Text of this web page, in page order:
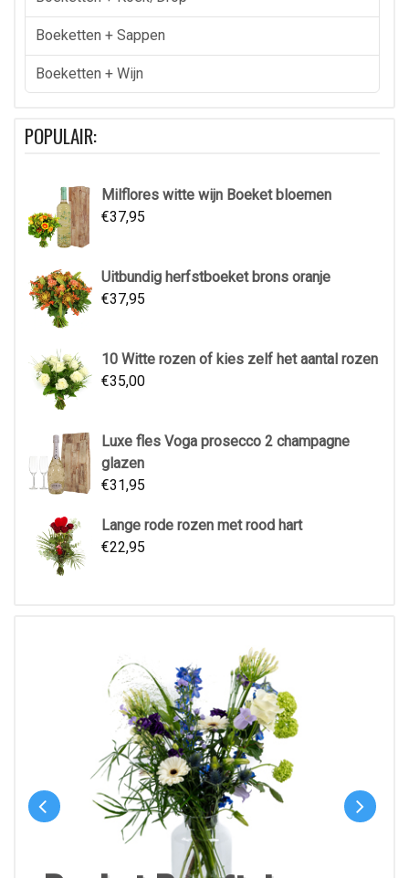
Boeketten + Sappen
Boeketten + Wijn
POPULAIR:
Milflores witte wijn Boeket bloemen
€37,95
Uitbundig herfstboeket brons oranje
€37,95
10 Witte rozen of kies zelf het aantal rozen
€35,00
Luxe fles Voga prosecco 2 champagne
glazen
€31,95
Lange rode rozen met rood hart
€22,95